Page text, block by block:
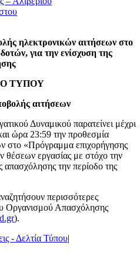
ηλεκτρονικών αιτήσεων στο
για την ενίσχυση της
ΤΥΠΟΥ
αιτήσεων
Δυναμικού παρατείνει μέχρι
ώρα 23:59 την προθεσμία
στο «Πρόγραμμα επιχορήγησης
θέσεων εργασίας με στόχο την
απασχόλησης την περίοδο της
περισσότερες
Οργανισμού Απασχόλησης
).
- Δελτία Τύπου|